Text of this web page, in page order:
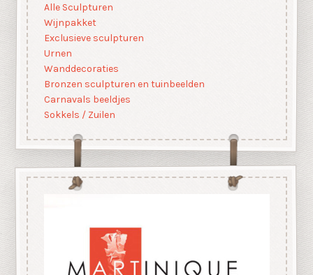
Alle Sculpturen
Wijnpakket
Exclusieve sculpturen
Urnen
Wanddecoraties
Bronzen sculpturen en tuinbeelden
Carnavals beeldjes
Sokkels / Zuilen